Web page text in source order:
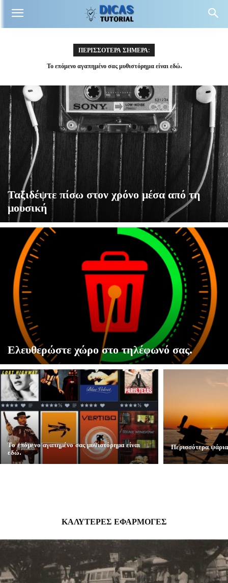
ΠΕΡΙΣΣΟΤΕΡΑ ΣΗΜΕΡΑ:
Το επόμενο αγαπημένο σας μυθιστόρημα είναι εδώ.
Ταξιδέψτε πίσω στον χρόνο μέσα από τη
μουσική
Ελευθερώστε χώρο στο τηλέφωνό σας.
Το επόμενο αγαπημένο σας μυθιστόρημα είναι
εδώ.
Περισσότερα
ΚΑΛΎΤΕΡΕΣ ΕΦΑΡΜΟΓΈΣ